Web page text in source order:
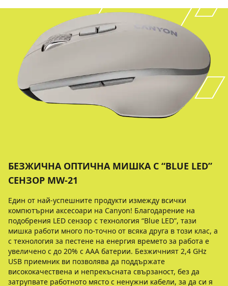
БЕЗЖИЧНА ОПТИЧНА МИШКА С “BLUE LED”
СЕНЗОР MW-21
Един от най-успешните продукти измежду всички
компютърни аксесоари на Canyon! Благодарение на
подобрения LED сензор с технология “Blue LED”, тази
мишка работи много по-точно от всяка друга в този клас, а
с технология за пестене на енергия времето за работа е
увеличено с до 20% с ААA батерии. Безжичният 2,4 GHz
USB приемник ви позволява да поддържате
висококачествена и непрекъсната свързаност, без да
затрупвате работното място с ненужни кабели, за да си я